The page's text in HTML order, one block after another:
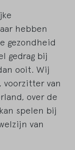
hebben
gezondheid
gedrag bij
ooit. Wij
voorzitter van
over de
spelen bij
van